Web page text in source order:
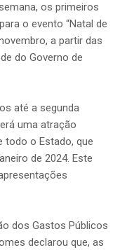
os primeiros
o evento “Natal de
a partir das
do Governo de
até a segunda
uma atração
todo o Estado, que
de 2024. Este
dos Gastos Públicos
declarou que, as